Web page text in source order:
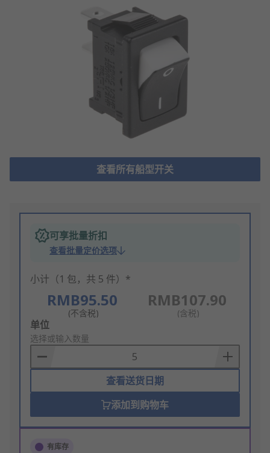
查看所有船型开关
可享批量折扣
查看批量定价选项
小计（1 包，共 5 件）*
RMB95.50
(不含税)
RMB107.90
(含税)
Add
to
Basket
单位
选择或输入数量
查看送货日期
添加到购物车
有库存